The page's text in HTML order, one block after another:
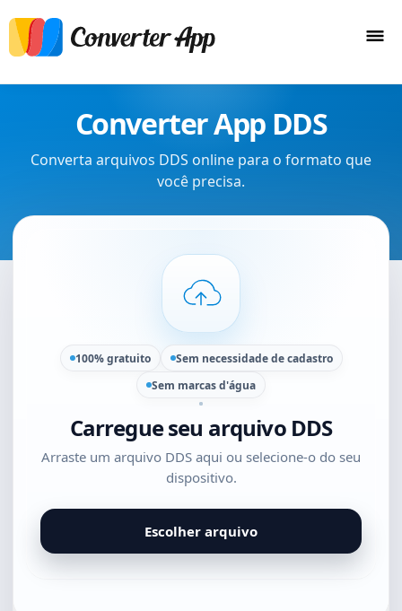
Converter App DDS
Converta arquivos DDS online para o formato que
você precisa.
100% gratuito
Sem necessidade de cadastro
Sem marcas d'água
Carregue seu arquivo DDS
Arraste um arquivo DDS aqui ou selecione-o do seu
dispositivo.
Escolher arquivo